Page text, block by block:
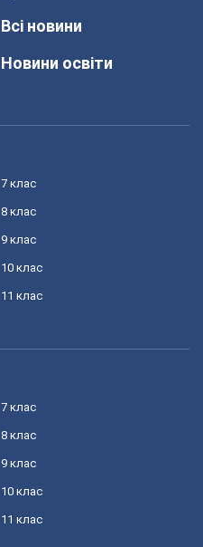
Всі новини
Новини освіти
7 клас
8 клас
9 клас
10 клас
11 клас
7 клас
8 клас
9 клас
10 клас
11 клас